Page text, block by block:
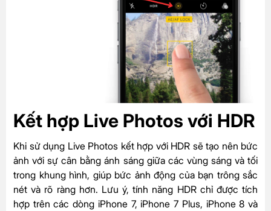
Kết hợp Live Photos với HDR
Khi sử dụng Live Photos kết hợp với HDR sẽ tạo nên bức
ảnh với sự cân bằng ánh sáng giữa các vùng sáng và tối
trong khung hình, giúp bức ảnh động của bạn trông sắc
nét và rõ ràng hơn. Lưu ý, tính năng HDR chỉ được tích
hợp trên các dòng iPhone 7, iPhone 7 Plus, iPhone 8 và